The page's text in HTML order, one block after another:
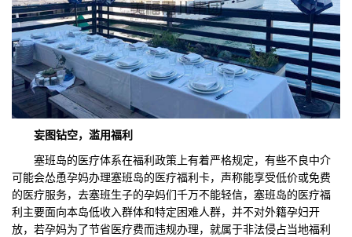
妄图钻空，滥用福利
塞班岛的医疗体系在福利政策上有着严格规定，有些不良中介
可能会怂恿孕妈办理塞班岛的医疗福利卡，声称能享受低价或免费
的医疗服务，去塞班生子的孕妈们千万不能轻信，塞班岛的医疗福
利主要面向本岛低收入群体和特定困难人群，并不对外籍孕妇开
放，若孕妈为了节省医疗费而违规办理，就属于非法侵占当地福利